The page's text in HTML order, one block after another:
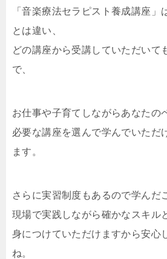
「音楽療法セラピスト養成講座」
とは違い、
どの講座から受講していただいて
で、
お仕事や子育てしながらあなたの
必要な講座を選んで学んでいただ
ます。
さらに実習制度もあるので学んだ
現場で実践しながら確かなスキル
身につけていただけますから安心
ね。